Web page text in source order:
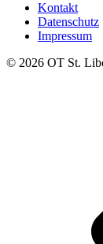
Kontakt
Datenschutz
Impressum
© 2026 OT St.